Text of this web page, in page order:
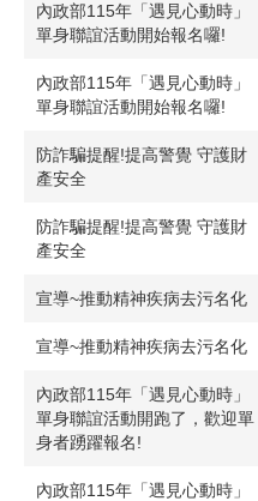
內政部115年「遇見心動時」
單身聯誼活動開始報名囉!
內政部115年「遇見心動時」
單身聯誼活動開始報名囉!
防詐騙提醒!提高警覺 守護財
產安全
防詐騙提醒!提高警覺 守護財
產安全
宣導~推動精神疾病去污名化
宣導~推動精神疾病去污名化
內政部115年「遇見心動時」
單身聯誼活動開跑了，歡迎單
身者踴躍報名!
內政部115年「遇見心動時」